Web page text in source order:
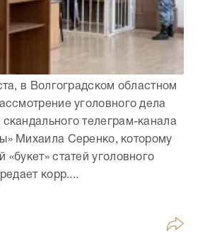
в Волгоградском областном
уголовного дела
телеграм-канала
Михаила Серенко, которому
«букет» статей уголовного
корр....